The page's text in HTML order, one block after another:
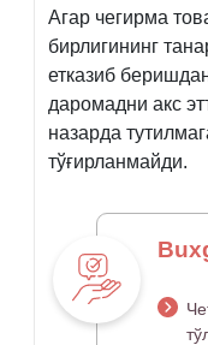
Агар чегирма
бирлигининг
етказиб
даромадни акс
назарда
тўғирланмайди.